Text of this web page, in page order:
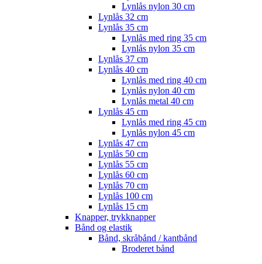
Lynlås nylon 30 cm
Lynlås 32 cm
Lynlås 35 cm
Lynlås med ring 35 cm
Lynlås nylon 35 cm
Lynlås 37 cm
Lynlås 40 cm
Lynlås med ring 40 cm
Lynlås nylon 40 cm
Lynlås metal 40 cm
Lynlås 45 cm
Lynlås med ring 45 cm
Lynlås nylon 45 cm
Lynlås 47 cm
Lynlås 50 cm
Lynlås 55 cm
Lynlås 60 cm
Lynlås 70 cm
Lynlås 100 cm
Lynlås 15 cm
Knapper, trykknapper
Bånd og elastik
Bånd, skråbånd / kantbånd
Broderet bånd